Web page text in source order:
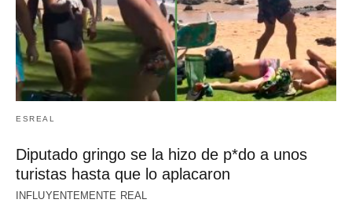
ESREAL
Diputado gringo se la hizo de p*do a unos
turistas hasta que lo aplacaron
INFLUYENTEMENTE REAL